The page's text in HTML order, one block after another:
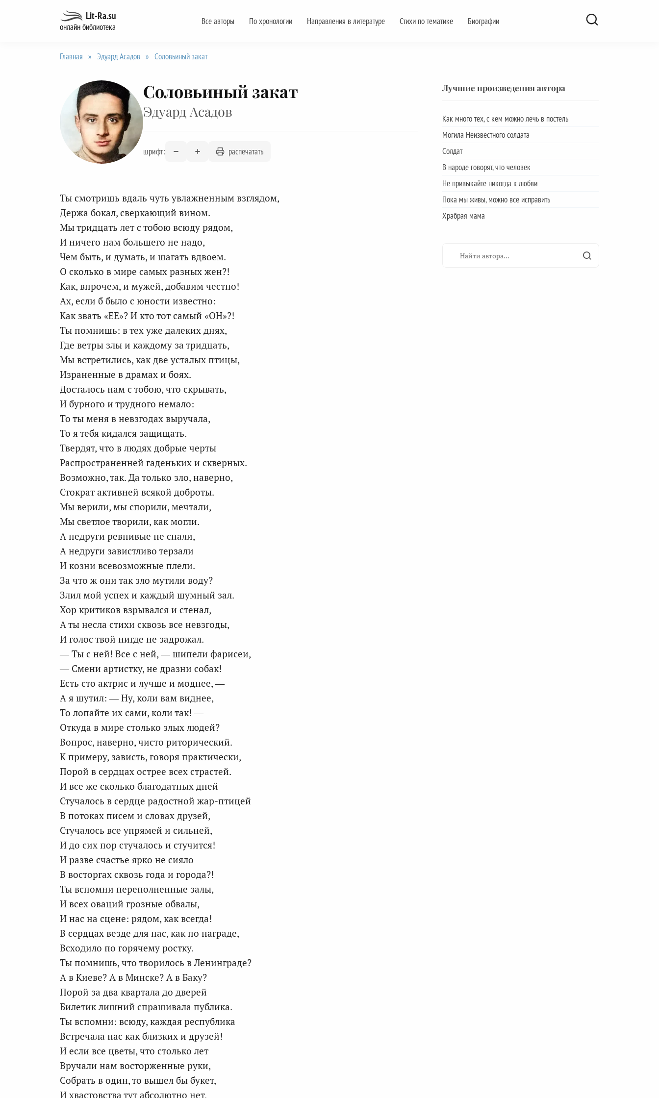
Lit-Ra.su
онлайн библиотека
Все авторы По хронологии Направления в литературе Стихи по тематике Биографии
Главная » Эдуард Асадов » Соловьиный закат
Соловьиный закат
Эдуард Асадов
шрифт: распечатать
Ты смотришь вдаль чуть увлажненным взглядом,
Держа бокал, сверкающий вином.
Мы тридцать лет с тобою всюду рядом,
И ничего нам большего не надо,
Чем быть, и думать, и шагать вдвоем.
О сколько в мире самых разных жен?!
Как, впрочем, и мужей, добавим честно!
Ах, если б было с юности известно:
Как звать «ЕЕ»? И кто тот самый «ОН»?!
Ты помнишь: в тех уже далеких днях,
Где ветры злы и каждому за тридцать,
Мы встретились, как две усталых птицы,
Израненные в драмах и боях.
Досталось нам с тобою, что скрывать,
И бурного и трудного немало:
То ты меня в невзгодах выручала,
То я тебя кидался защищать.
Твердят, что в людях добрые черты
Распространенней гаденьких и скверных.
Возможно, так. Да только зло, наверно,
Стократ активней всякой доброты.
Мы верили, мы спорили, мечтали,
Мы светлое творили, как могли.
А недруги ревнивые не спали,
А недруги завистливо терзали
И козни всевозможные плели.
За что ж они так зло мутили воду?
Злил мой успех и каждый шумный зал.
Хор критиков взрывался и стенал,
А ты несла стихи сквозь все невзгоды,
И голос твой нигде не задрожал.
— Ты с ней! Все с ней, — шипели фарисеи,
— Смени артистку, не дразни собак!
Есть сто актрис и лучше и моднее, —
А я шутил: — Ну, коли вам виднее,
То лопайте их сами, коли так! —
Откуда в мире столько злых людей?
Вопрос, наверно, чисто риторический.
К примеру, зависть, говоря практически,
Порой в сердцах острее всех страстей.
И все же сколько благодатных дней
Стучалось в сердце радостной жар-птицей
В потоках писем и словах друзей,
Стучалось все упрямей и сильней,
И до сих пор стучалось и стучится!
И разве счастье ярко не сияло
В восторгах сквозь года и города?!
Ты вспомни переполненные залы,
И всех оваций грозные обвалы,
И нас на сцене: рядом, как всегда!
В сердцах везде для нас, как по награде,
Всходило по горячему ростку.
Ты помнишь, что творилось в Ленинграде?
А в Киеве? А в Минске? А в Баку?
Порой за два квартала до дверей
Билетик лишний спрашивала публика.
Ты вспомни: всюду, каждая республика
Встречала нас как близких и друзей!
И если все цветы, что столько лет
Вручали нам восторженные руки,
Собрать в один, то вышел бы букет,
И хвастовства тут абсолютно нет,
Лучшие произведения автора
Как много тех, с кем можно лечь в постель
Могила Неизвестного солдата
Солдат
В народе говорят, что человек
Не привыкайте никогда к любви
Пока мы живы, можно все исправить
Храбрая мама